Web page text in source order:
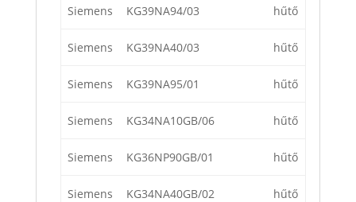
Siemens KG39NA94/03 hűtő
Siemens KG39NA40/03 hűtő
Siemens KG39NA95/01 hűtő
Siemens KG34NA10GB/06 hűtő
Siemens KG36NP90GB/01 hűtő
Siemens KG34NA40GB/02 hűtő